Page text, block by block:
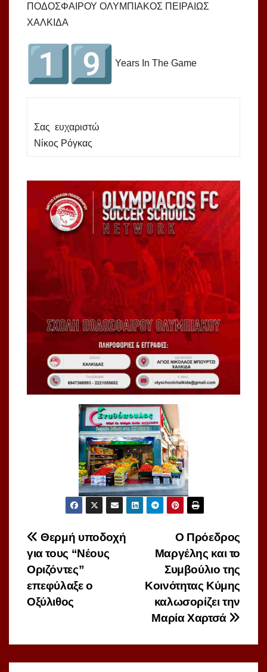
ΠΟΔΟΣΦΑΙΡΟΥ ΟΛΥΜΠΙΑΚΟΣ ΠΕΙΡΑΙΩΣ
ΧΑΛΚΙΔΑ
Years In The Game
Σας ευχαριστώ
Νίκος Ρόγκας
Πλοήγηση
άρθρων
Ο Πρόεδρος
Μαργέλης και το
Συμβούλιο της
Κοινότητας Κύμης
καλωσορίζει την
Μαρία Χαρτσά
Θερμή υποδοχή
για τους “Νέους
Οριζόντες”
επεφύλαξε ο
Οξύλιθος